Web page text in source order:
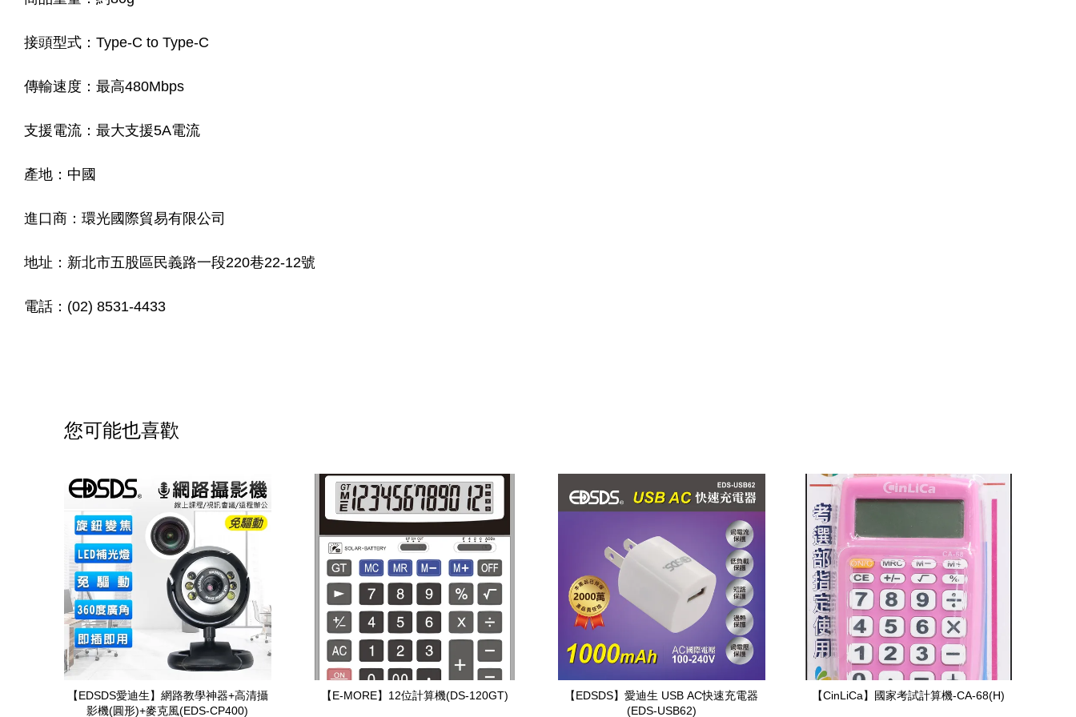
接頭型式：Type-C to Type-C
傳輸速度：最高480Mbps
支援電流：最大支援5A電流
產地：中國
進口商：環光國際貿易有限公司
地址：新北市五股區民義路一段220巷22-12號
電話：(02) 8531-4433
您可能也喜歡
【EDSDS愛迪生】網路教學神器+高清攝
影機(圓形)+麥克風(EDS-CP400)
【E-MORE】12位計算機(DS-120GT)
【EDSDS】愛迪生 USB AC快速充電器
(EDS-USB62)
【CinLiCa】國家考試計算機-CA-68(H)